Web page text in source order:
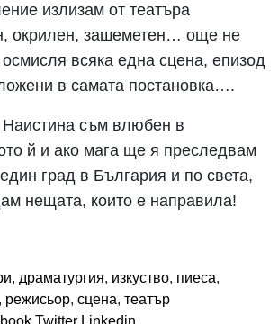
излизам от театъра
окрилен, зашеметен… още не
всяка една сцена, епизод
в самата постановка….
съм влюбен в
й и ако мага ще я преследвам
град в България и по света,
нещата, които е направила!
, драматургия, изкуство, пиеса,
, режисьор, сцена, театър
Twitter Linkedin